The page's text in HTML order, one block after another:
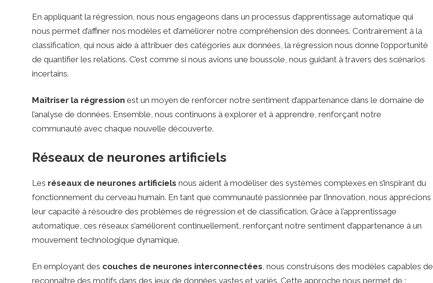
l
e
R
u
g
b
y
En appliquant la régression, nous nous engageons dans un processus d’apprentissage automatique qui
nous permet d’affiner nos modèles et d’améliorer notre compréhension des données. Contrairement à la
classification, qui nous aide à attribuer des catégories aux données, la régression nous donne l’opportunité
de quantifier les relations. C’est comme si nous avions une boussole, nous guidant à travers des scénarios
incertains.
Maîtriser la régressionest un moyen de renforcer notre sentiment d’appartenance dans le domaine de
l’analyse de données. Ensemble, nous continuons à explorer et à apprendre, renforçant notre
communauté avec chaque nouvelle découverte.
Réseaux de neurones artificiels
Les réseaux de neurones artificiels nous aident à modéliser des systèmes complexes en s’inspirant du
fonctionnement du cerveau humain. En tant que communauté passionnée par l’innovation, nous apprécions
leur capacité à résoudre des problèmes de régression et de classification. Grâce à l’apprentissage
automatique, ces réseaux s’améliorent continuellement, renforçant notre sentiment d’appartenance à un
mouvement technologique dynamique.
En employant des couches de neurones interconnectées, nous construisons des modèles capables de
reconnaître des motifs dans des jeux de données vastes et variés. Cette approche nous permet de :